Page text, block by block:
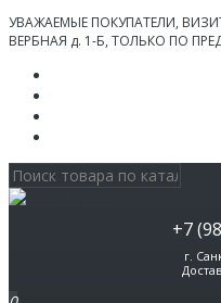
УВАЖАЕМЫЕ ПОКУПАТЕЛИ,
ВЕРБНАЯ д. 1-Б, ТОЛЬКО ПО
+7
г.